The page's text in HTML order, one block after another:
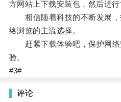
方网站上下载安装包，然后进
相信随着科技的不断发展，
络浏览的主流选择。
赶紧下载体验吧，保护网络
验。
#3#
评论